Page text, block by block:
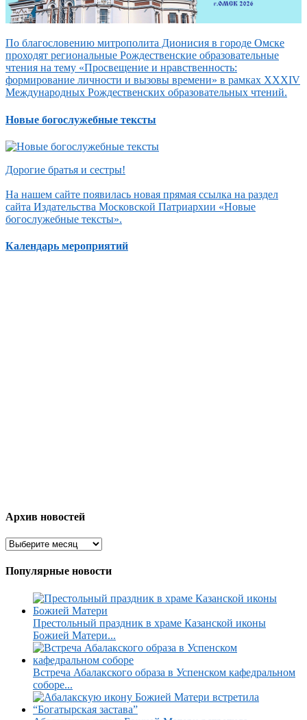
По благословению митрополита Дионисия в городе Омске
проходят региональные Рождественские образовательные
чтения на тему «Просвещение и нравственность:
формирование личности и вызовы времени» в рамках XXXIV
Международных Рождественских образовательных чтений.
Новые богослужебные тексты
Дорогие братья и сестры!
На нашем сайте появилась новая прямая ссылка на раздел
сайта Издательства Московской Патриархии «Новые
богослужебные тексты».
Календарь мероприятий
Архив новостей
Популярные новости
Престольный праздник в храме Казанской иконы
Божией Матери...
Встреча Абалакского образа в Успенском кафедральном
соборе...